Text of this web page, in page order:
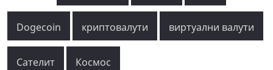
Dogecoin криптовалути виртуални валути
Сателит Космос